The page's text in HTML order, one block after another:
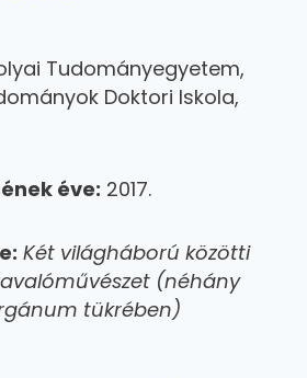
Tudományegyetem,
Doktori Iskola,
éve: 2017.
Két világháború közötti
(néhány
tükrében)